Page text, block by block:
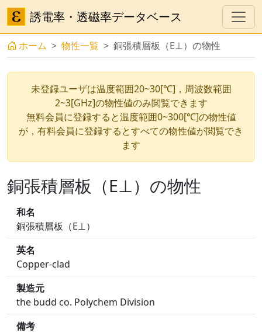
誘電率・透磁率データベース
ホーム 物性一覧 銅張積層板（E⊥）の物性
未登録ユーザは温度範囲20~30[℃]，周波数範囲
2~3[GHz]の物性値のみ閲覧できます
無料会員に登録すると温度範囲0~300[℃]の物性値
が，有料会員に登録するとすべての物性値が閲覧でき
ます
銅張積層板（E⊥）の物性
和名
銅張積層板（E⊥）
英名
Copper-clad
製造元
the budd co. Polychem Division
備考